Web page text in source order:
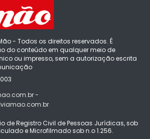
- Todos os direitos reservados. É
do conteúdo em qualquer meio de
ou impresso, sem a autorização escrita
-
de Registro Civil de Pessoas Jurídicas, sob
e Microfilmado sob n.o 1.256.